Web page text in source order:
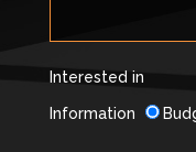
Interested in
Information